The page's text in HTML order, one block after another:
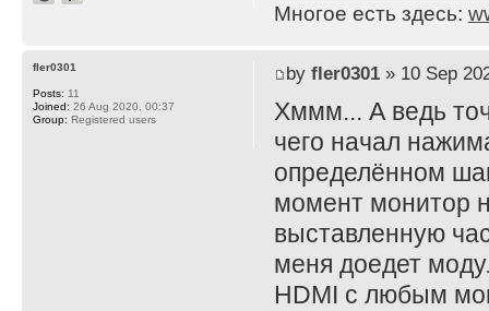
Многое есть здесь:
by fler0301» 10 Sep
Хммм... А ведь
чего начал
определённом
момент монитор
выставленную
меня доедет
HDMI с любым
fler0301
Posts: 11
Joined: 26 Aug 2020, 00:37
Group: Registered users